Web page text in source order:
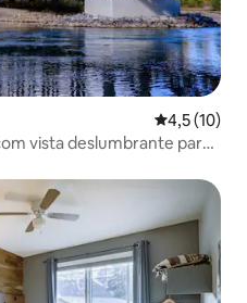
4,5 de uma
4,5 (10)
vista deslumbrante para